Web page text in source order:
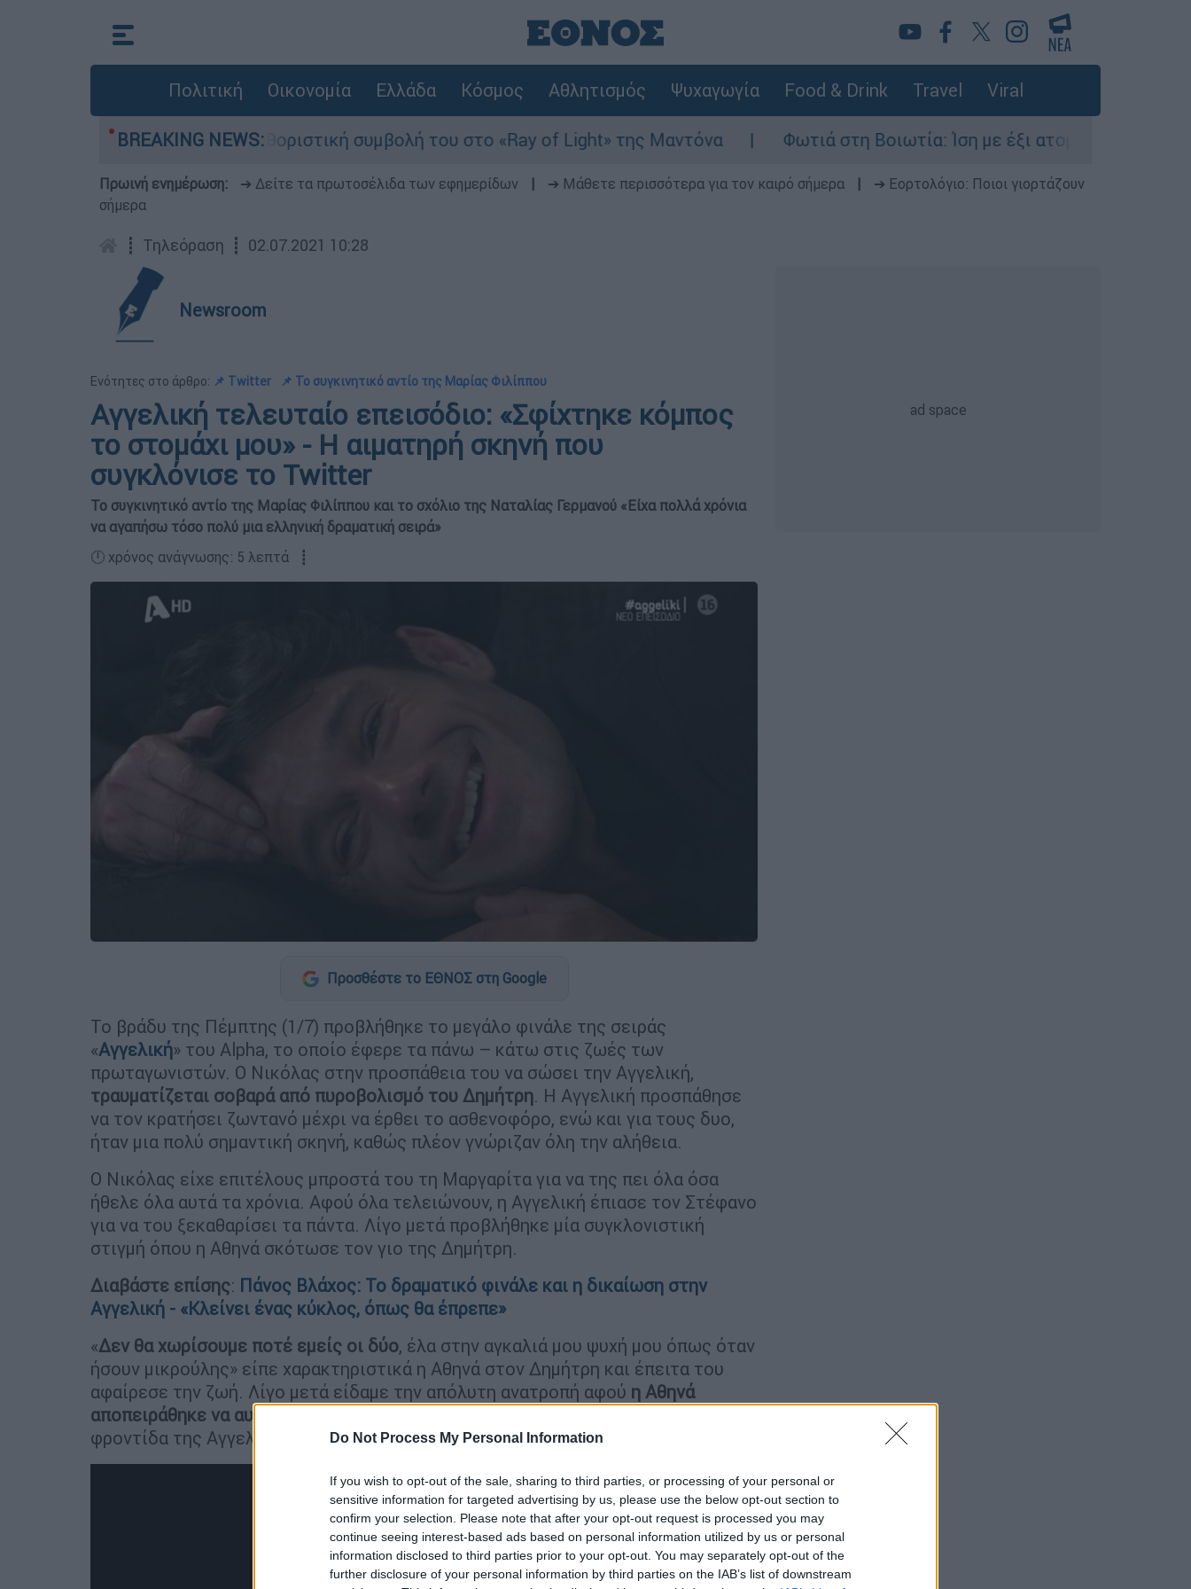
Do Not Process My Personal Information
If you wish to opt-out of the sale, sharing to third parties, or processing of your personal or
sensitive information for targeted advertising by us, please use the below opt-out section to
confirm your selection. Please note that after your opt-out request is processed you may
continue seeing interest-based ads based on personal information utilized by us or personal
information disclosed to third parties prior to your opt-out. You may separately opt-out of the
further disclosure of your personal information by third parties on the IAB’s list of downstream
Πολιτική Οικονομία Ελλάδα Κόσμος Αθλητισμός Ψυχαγωγία Food & Drink Travel Viral
BREAKING NEWS:
Όρμπιτ - Η καθοριστική συμβολή του στο «Ray of Light» της Μαντόνα Φωτιά στη Βοιωτία: Ίση με έξι ατομικές βόμβες της
Πρωινή ενημέρωση: ➔ Δείτε τα πρωτοσέλιδα των εφημερίδων ➔ Μάθετε περισσότερα για τον καιρό σήμερα
➔ Εορτολόγιο: Ποιοι γιορτάζουν
σήμερα
┋ Τηλεόραση ┋ 02.07.2021 10:28
Newsroom
Ενότητες στο άρθρο: 📌 Twitter 📌 Το συγκινητικό αντίο της Μαρίας Φιλίππου
Αγγελική τελευταίο επεισόδιο: «Σφίχτηκε κόμπος
το στομάχι μου» - Η αιματηρή σκηνή που
συγκλόνισε το Twitter
Το συγκινητικό αντίο της Μαρίας Φιλίππου και το σχόλιο της Ναταλίας Γερμανού «Είχα πολλά χρόνια
να αγαπήσω τόσο πολύ μια ελληνική δραματική σειρά»
🕛 χρόνος ανάγνωσης: 5 λεπτά ┋
Προσθέστε το ΕΘΝΟΣ στη Google
Το βράδυ της Πέμπτης (1/7) προβλήθηκε το μεγάλο φινάλε της σειράς
«Αγγελική» του Alpha, το οποίο έφερε τα πάνω – κάτω στις ζωές των
πρωταγωνιστών. Ο Νικόλας στην προσπάθεια του να σώσει την Αγγελική,
τραυματίζεται σοβαρά από πυροβολισμό του Δημήτρη. Η Αγγελική προσπάθησε
να τον κρατήσει ζωντανό μέχρι να έρθει το ασθενοφόρο, ενώ και για τους δυο,
ήταν μια πολύ σημαντική σκηνή, καθώς πλέον γνώριζαν όλη την αλήθεια.
Ο Νικόλας είχε επιτέλους μπροστά του τη Μαργαρίτα για να της πει όλα όσα
ήθελε όλα αυτά τα χρόνια. Αφού όλα τελειώνουν, η Αγγελική έπιασε τον Στέφανο
για να του ξεκαθαρίσει τα πάντα. Λίγο μετά προβλήθηκε μία συγκλονιστική
στιγμή όπου η Αθηνά σκότωσε τον γιο της Δημήτρη.
Διαβάστε επίσης: Πάνος Βλάχος: Το δραματικό φινάλε και η δικαίωση στην
Αγγελική - «Κλείνει ένας κύκλος, όπως θα έπρεπε»
«Δεν θα χωρίσουμε ποτέ εμείς οι δύο, έλα στην αγκαλιά μου ψυχή μου όπως όταν
ήσουν μικρούλης» είπε χαρακτηριστικά η Αθηνά στον Δημήτρη και έπειτα του
αφαίρεσε την ζωή. Λίγο μετά είδαμε την απόλυτη ανατροπή αφού η Αθηνά
αποπειράθηκε να αυτοκτονήσει
φροντίδα της Αγγελικής και του Στέφανου.